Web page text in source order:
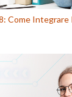
Come Integrare